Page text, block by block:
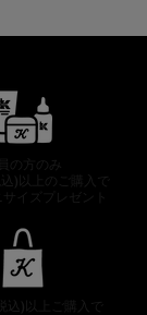
の方のみ
)以上のご購入で
サイズプレゼント
込)以上ご購入で